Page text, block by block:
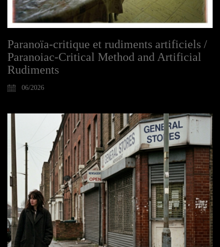
Paranoïa-critique et rudiments artificiels /
Paranoiac-Critical Method and Artificial
Rudiments
06/2026